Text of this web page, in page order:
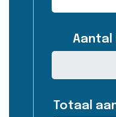
Aantal
Totaal